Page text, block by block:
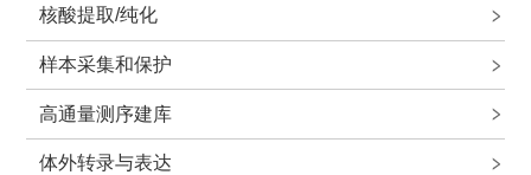
核酸提取/纯化
样本采集和保护
高通量测序建库
体外转录与表达